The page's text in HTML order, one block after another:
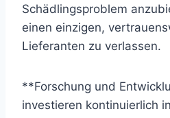
Schädlingsproblem
einen einzigen,
Lieferanten zu verlassen.
**Forschung und
investieren kontinuierlich